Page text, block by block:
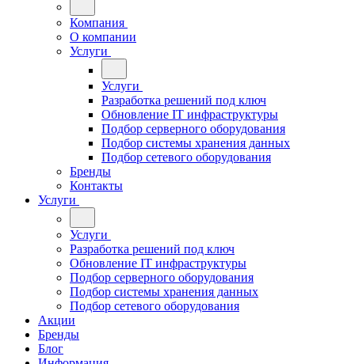
Компания
О компании
Услуги
Услуги
Разработка решений под ключ
Обновление IT инфраструктуры
Подбор серверного оборудования
Подбор системы хранения данных
Подбор сетевого оборудования
Бренды
Контакты
Услуги
Услуги
Разработка решений под ключ
Обновление IT инфраструктуры
Подбор серверного оборудования
Подбор системы хранения данных
Подбор сетевого оборудования
Акции
Бренды
Блог